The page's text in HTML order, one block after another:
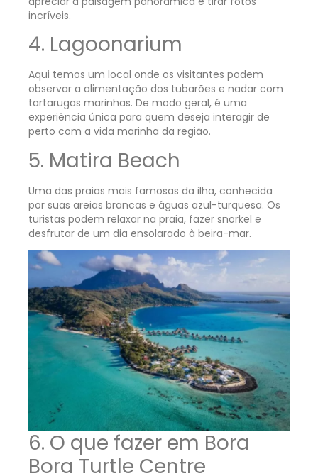
incríveis.
4. Lagoonarium
Aqui temos um local onde os visitantes podem
observar a alimentação dos tubarões e nadar com
tartarugas marinhas. De modo geral, é uma
experiência única para quem deseja interagir de
perto com a vida marinha da região.
5. Matira Beach
Uma das praias mais famosas da ilha, conhecida
por suas areias brancas e águas azul-turquesa. Os
turistas podem relaxar na praia, fazer snorkel e
desfrutar de um dia ensolarado à beira-mar.
6. O que fazer em Bora
Bora Turtle Centre